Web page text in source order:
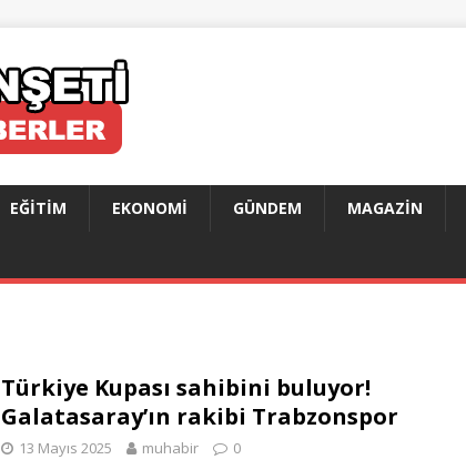
EĞITIM EKONOMI GÜNDEM MAGAZIN
Türkiye Kupası sahibini buluyor!
Galatasaray’ın rakibi Trabzonspor
13 Mayıs 2025 muhabir 0